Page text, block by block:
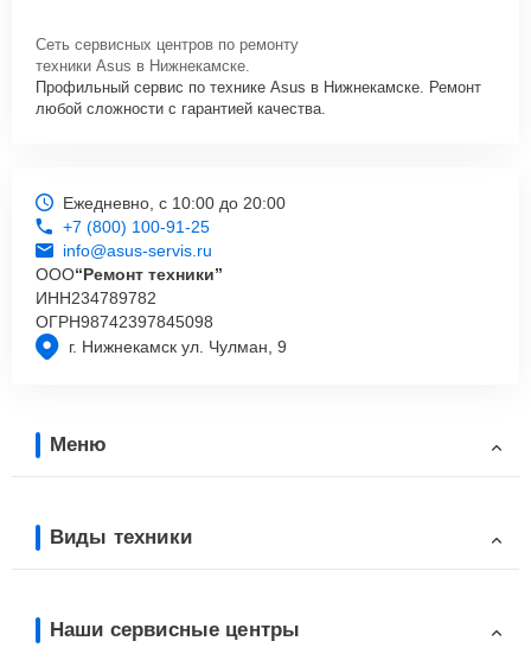
Сеть сервисных центров по ремонту
техники Asus в Нижнекамске.
Профильный сервис по технике Asus в Нижнекамске. Ремонт
любой сложности с гарантией качества.
г. Нижнекамск ул. Чулман, 9
Ежедневно, с 10:00 до 20:00
+7 (800) 100-91-25
info@asus-servis.ru
ООО“Ремонт техники”
ИНН234789782
ОГРН98742397845098
Меню
Виды техники
Наши сервисные центры